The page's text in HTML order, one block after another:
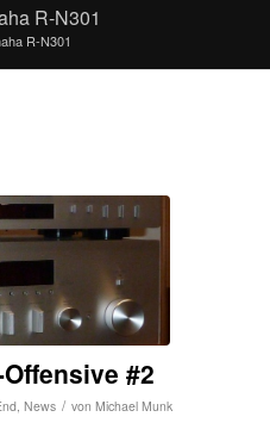
R-N301
R-N301
#2
, News / von Michael Munk